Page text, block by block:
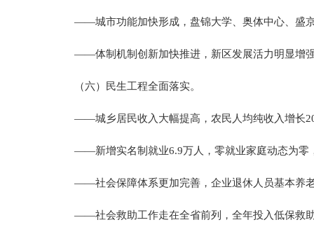
——城市功能加快形成，盘锦大学、奥体中心、盛
——体制机制创新加快推进，新区发展活力明显增
（六）民生工程全面落实。
——城乡居民收入大幅提高，农民人均纯收入增长
——新增实名制就业6.9万人，零就业家庭动态为零
——社会保障体系更加完善，企业退休人员基本养
——社会救助工作走在全省前列，全年投入低保救